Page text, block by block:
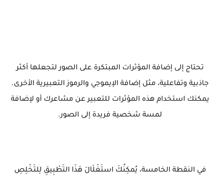
تحتاج إلى إضافة المؤثرات المبتكرة على الصور لتجعلها أكثر
جاذبية وتفاعلية، مثل إضافة الإيموجي والرموز التعبيرية الأخرى.
يمكنك استخدام هذه المؤثرات للتعبير عن مشاعرك أو لإضافة
لمسة شخصية فريدة إلى الصور.
في النقطة الخامسة، يُمكِنُكَ استَغْلَالَ هَذَا التَطْبِيقِ لِلتَخْلِصِ